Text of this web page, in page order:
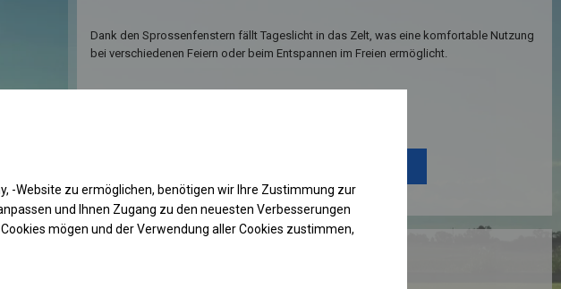
Dank den Sprossenfenstern fällt Tageslicht in das Zelt, was eine komfortable Nutzung
bei verschiedenen Feiern oder beim Entspannen im Freien ermöglicht.
-Website zu ermöglichen, benötigen wir Ihre Zustimmung zur
und Ihnen Zugang zu den neuesten Verbesserungen
mögen und der Verwendung aller Cookies zustimmen,